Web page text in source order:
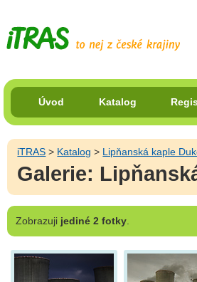
Úvod Katalog
iTRAS > Katalog > Lipňanská kaple
Galerie:
Zobrazuji jediné 2 fotky.